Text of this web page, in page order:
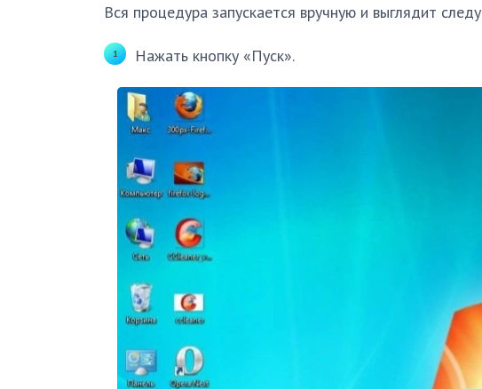
Вся процедура запускается вручную и выглядит
Нажать кнопку «Пуск».